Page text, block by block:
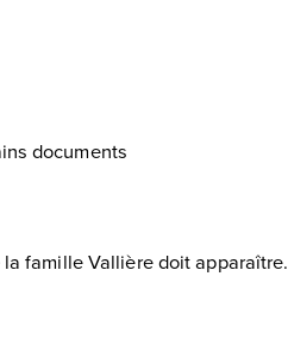
documents
famille Vallière doit apparaître.